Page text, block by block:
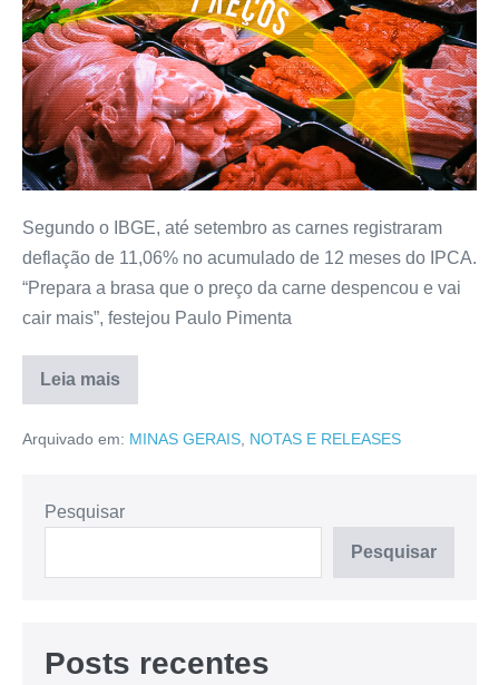
Segundo o IBGE, até setembro as carnes registraram
deflação de 11,06% no acumulado de 12 meses do IPCA.
“Prepara a brasa que o preço da carne despencou e vai
cair mais”, festejou Paulo Pimenta
Leia mais
Arquivado em: MINAS GERAIS NOTAS E RELEASES
Pesquisar
Pesquisar
Posts recentes